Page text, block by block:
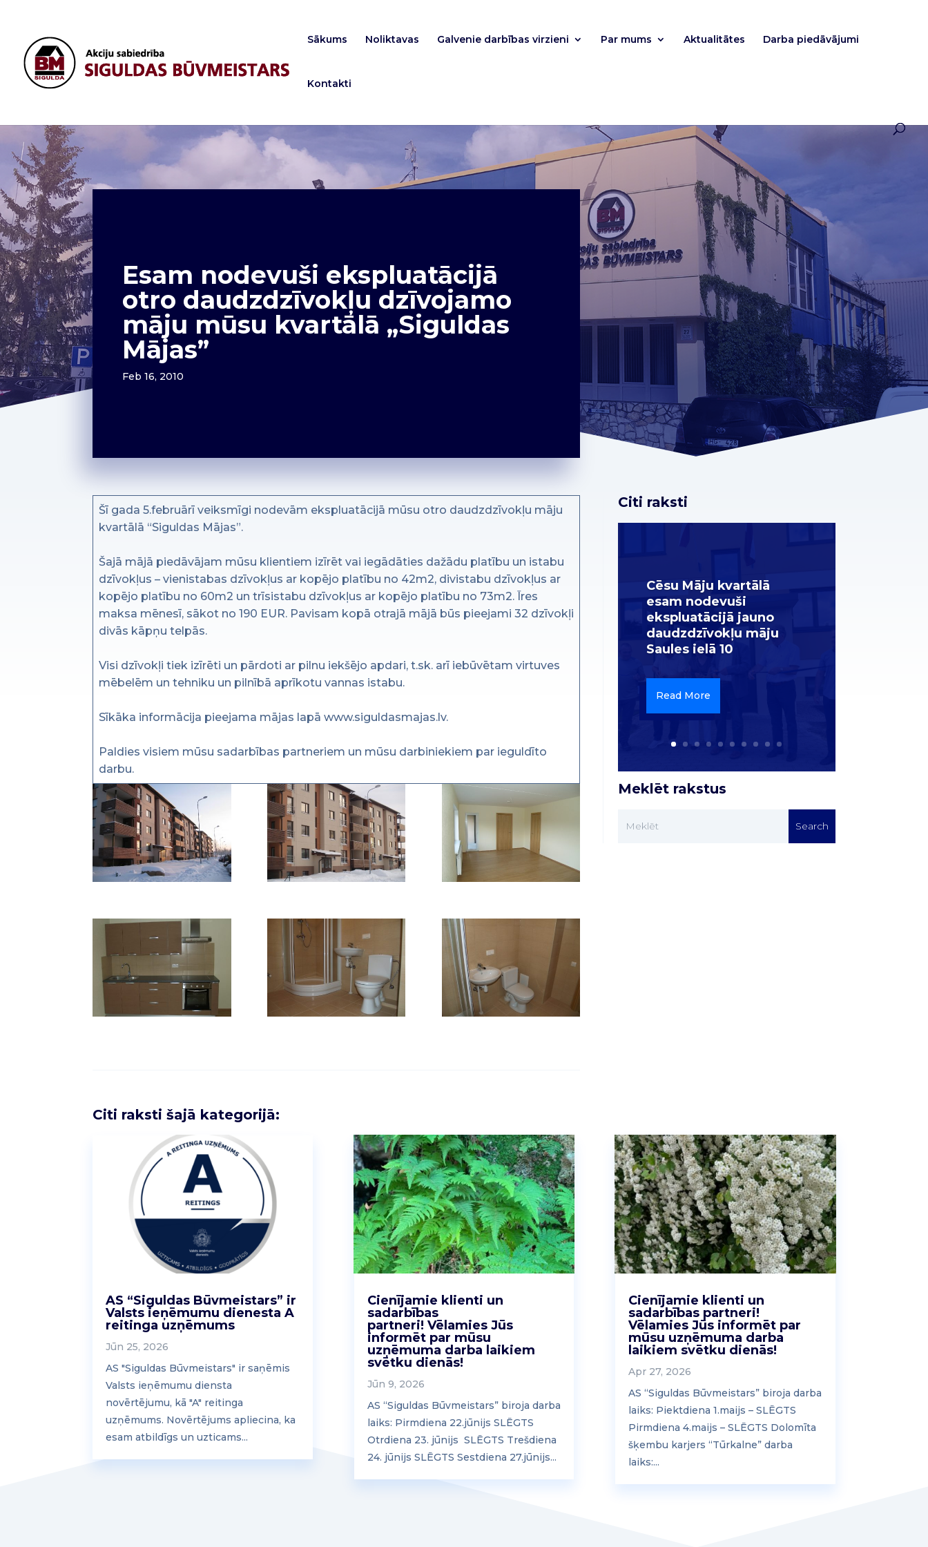
Sākums Noliktavas Galvenie darbības virzieni Par mums Aktualitātes Darba piedāvājumi
Kontakti
Esam nodevuši ekspluatācijā
otro daudzdzīvokļu dzīvojamo
māju mūsu kvartālā „Siguldas
Mājas”
Feb 16, 2010
Šī gada 5.februārī veiksmīgi nodevām ekspluatācijā mūsu otro daudzdzīvokļu māju
kvartālā “Siguldas Mājas”.
Šajā mājā piedāvājam mūsu klientiem izīrēt vai iegādāties dažādu platību un istabu
dzīvokļus – vienistabas dzīvokļus ar kopējo platību no 42m2, divistabu dzīvokļus ar
kopējo platību no 60m2 un trīsistabu dzīvokļus ar kopējo platību no 73m2. Īres
maksa mēnesī, sākot no 190 EUR. Pavisam kopā otrajā mājā būs pieejami 32 dzīvokļi
divās kāpņu telpās.
Visi dzīvokļi tiek izīrēti un pārdoti ar pilnu iekšējo apdari, t.sk. arī iebūvētam virtuves
mēbelēm un tehniku un pilnībā aprīkotu vannas istabu.
Sīkāka informācija pieejama mājas lapā www.siguldasmajas.lv.
Paldies visiem mūsu sadarbības partneriem un mūsu darbiniekiem par ieguldīto
darbu.
Citi raksti
Cēsu Māju kvartālā
esam nodevuši
ekspluatācijā jauno
daudzdzīvokļu māju
Saules ielā 10
Read More
Meklēt rakstus
Citi raksti šajā kategorijā:
AS “Siguldas Būvmeistars” ir
Valsts ieņēmumu dienesta A
reitinga uzņēmums
Jūn 25, 2026
AS "Siguldas Būvmeistars" ir saņēmis
Valsts ieņēmumu diensta
novērtējumu, kā "A" reitinga
uzņēmums. Novērtējums apliecina, ka
esam atbildīgs un uzticams...
Cienījamie klienti un
sadarbības
partneri! Vēlamies Jūs
informēt par mūsu
uzņēmuma darba laikiem
svētku dienās!
Jūn 9, 2026
AS “Siguldas Būvmeistars” biroja darba
laiks: Pirmdiena 22.jūnijs SLĒGTS
Otrdiena 23. jūnijs SLĒGTS Trešdiena
24. jūnijs SLĒGTS Sestdiena 27.jūnijs...
Cienījamie klienti un
sadarbības partneri!
Vēlamies Jūs informēt par
mūsu uzņēmuma darba
laikiem svētku dienās!
Apr 27, 2026
AS “Siguldas Būvmeistars” biroja darba
laiks: Piektdiena 1.maijs – SLĒGTS
Pirmdiena 4.maijs – SLĒGTS Dolomīta
šķembu karjers “Tūrkalne” darba
laiks:...